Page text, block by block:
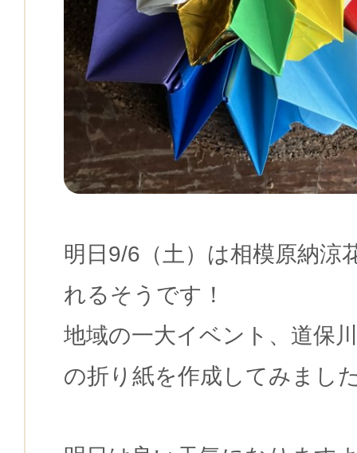
明日9/6（土）は相模原納涼
れるそうです！
地域の一大イベント、道保
の折り紙を作成してみまし